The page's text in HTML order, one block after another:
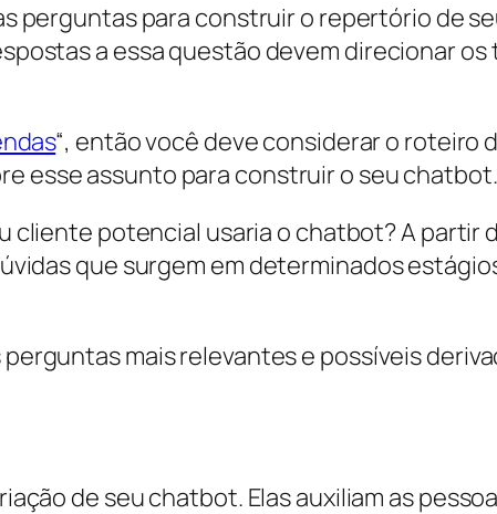
perguntas para construir o repertório de
a essa questão devem direcionar os
“, então você deve considerar o roteiro
esse assunto para construir o seu chatbot.
potencial usaria o chatbot? A partir
que surgem em determinados
mais relevantes e possíveis
de seu chatbot. Elas auxiliam as